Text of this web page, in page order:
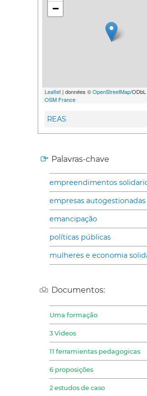
−
Leaflet | données ©OpenStreetMap/
OSM France
REAS
Palavras-chave
empreendimentos
empresas autogestionadas
emancipação
políticas públicas
mulheres e economia
Documentos:
Uma formação
3 Videos
11 ferramientas pedagogicas
6 proposições
2 estudos de caso